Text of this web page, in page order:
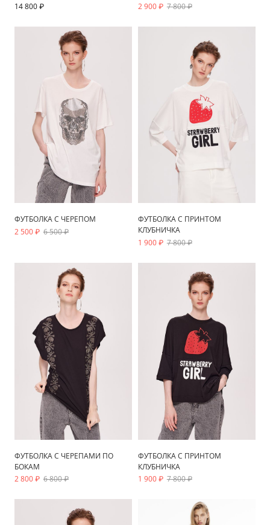
14 800 ₽
2 900 ₽ 7 800 ₽
ФУТБОЛКА С ЧЕРЕПОМ
2 500 ₽ 6 500 ₽
ФУТБОЛКА С ПРИНТОМ
КЛУБНИЧКА
1 900 ₽ 7 800 ₽
ФУТБОЛКА С ЧЕРЕПАМИ ПО
БОКАМ
2 800 ₽ 6 800 ₽
ФУТБОЛКА С ПРИНТОМ
КЛУБНИЧКА
1 900 ₽ 7 800 ₽